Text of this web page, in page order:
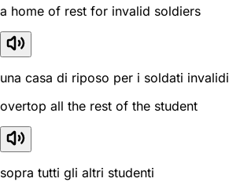
a home of rest for invalid soldiers
una casa di riposo per i soldati invalidi
overtop all the rest of the student
sopra tutti gli altri studenti